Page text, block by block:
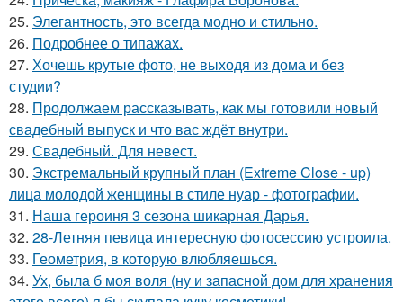
25. Элегантность, это всегда модно и стильно.
26. Подробнее о типажах.
27. Хочешь крутые фото, не выходя из дома и без
студии?
28. Продолжаем рассказывать, как мы готовили новый
свадебный выпуск и что вас ждёт внутри.
29. Свадебный. Для невест.
30. Экстремальный крупный план (Extreme Close - up)
лица молодой женщины в стиле нуар - фотографии.
31. Наша героиня 3 сезона шикарная Дарья.
32. 28-Летняя певица интересную фотосессию устроила.
33. Геометрия, в которую влюбляешься.
34. Ух, была б моя воля (ну и запасной дом для хранения